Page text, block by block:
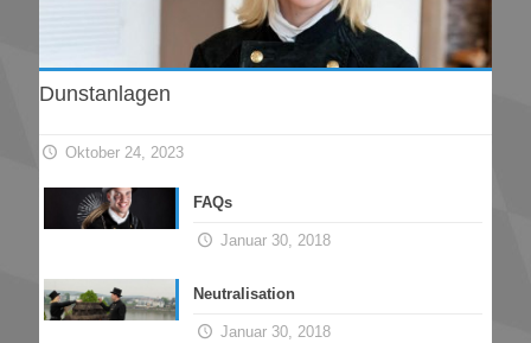
Dunstanlagen
Oktober 24, 2023
FAQs
Januar 30, 2018
Neutralisation
Januar 30, 2018